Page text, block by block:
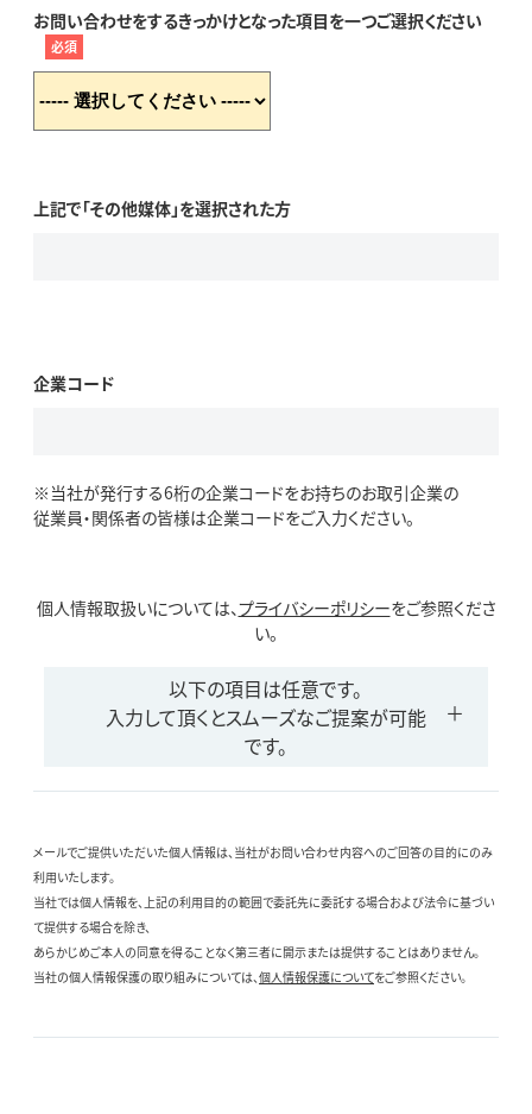
お問い合わせをするきっかけとなった項目を一つご選択ください
必須
上記で「その他媒体」を選択された方
企業コード
※当社が発行する6桁の企業コードをお持ちのお取引企業の
従業員・関係者の皆様は企業コードをご入力ください。
個人情報取扱いについては、プライバシーポリシーをご参照くださ
い。
以下の項目は任意です。
入力して頂くとスムーズなご提案が可能
です。
メールでご提供いただいた個人情報は、当社がお問い合わせ内容へのご回答の目的にのみ
利用いたします。
当社では個人情報を、上記の利用目的の範囲で委託先に委託する場合および法令に基づい
て提供する場合を除き、
あらかじめご本人の同意を得ることなく第三者に開示または提供することはありません。
当社の個人情報保護の取り組みについては、個人情報保護についてをご参照ください。